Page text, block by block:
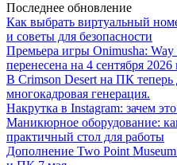
Последнее обновление
Как выбрать виртуальный
и советы для безопасности
Премьера игры Onimusha:
перенесена на 4 сентября 2026
В Crimson Desert на ПК теперь
многокадровая генерация.
Накрутка в Instagram: зачем
Маникюрное оборудование:
практичный стол для работы
Дополнение Two Point